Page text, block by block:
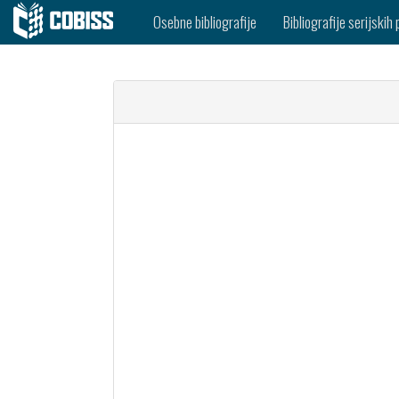
Osebne bibliografije Bibliografije serijskih